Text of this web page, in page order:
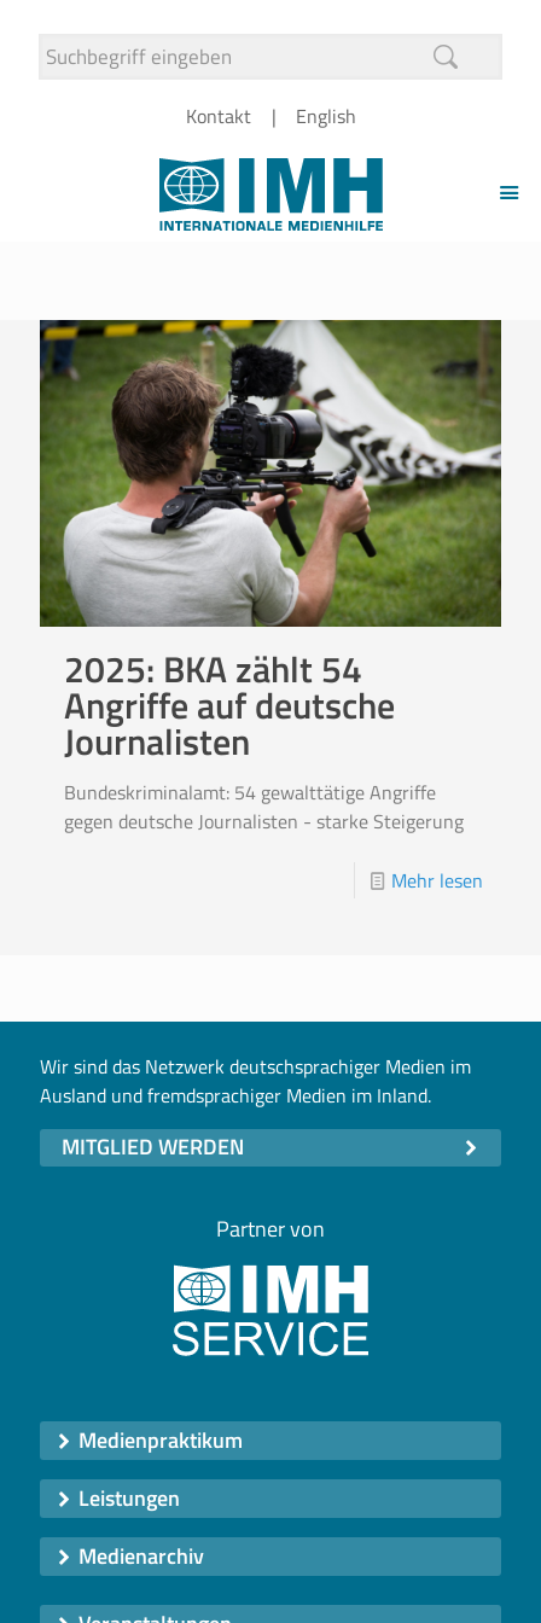
Kontakt English
2025: BKA zählt 54
Angriffe auf deutsche
Journalisten
Bundeskriminalamt: 54 gewalttätige Angriffe
gegen deutsche Journalisten - starke Steigerung
Mehr lesen
Wir sind das Netzwerk deutschsprachiger Medien im
Ausland und fremdsprachiger Medien im Inland.
MITGLIED WERDEN
Partner von
Medienpraktikum
Leistungen
Medienarchiv